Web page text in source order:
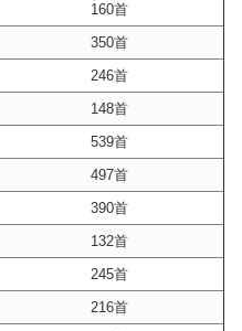
160首
350首
246首
148首
539首
497首
390首
132首
245首
216首